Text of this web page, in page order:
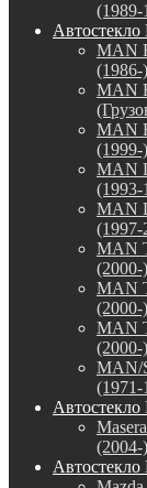
(1989-
MAN
(1986-)
MAN
MAN
(1999-)
MAN
(1993-
MAN
(1997-
MAN
(2000-)
MAN
(2000-)
MAN
(2000-)
MAN/
(1971-
Автостекло
(2004-)
Автостекло